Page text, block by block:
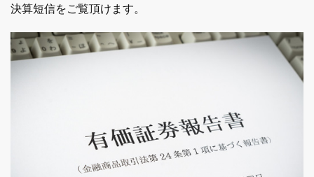
決算短信をご覧頂けます。